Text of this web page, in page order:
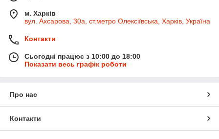
м. Харків
вул. Ахсарова, 30а, ст.метро Олексіївська, Харків, Україна
Контакти
Сьогодні працює з 10:00 до 18:00
Показати весь графік роботи
Про нас
Контакти